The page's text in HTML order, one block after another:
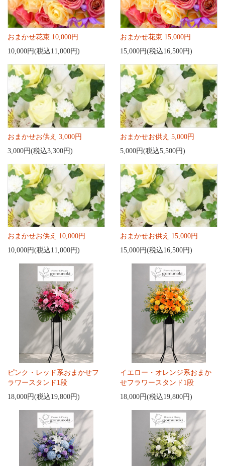
おまかせ花束 10,000円
10,000円(税込11,000円)
おまかせ花束 15,000円
15,000円(税込16,500円)
おまかせお供え 3,000円
3,000円(税込3,300円)
おまかせお供え 5,000円
5,000円(税込5,500円)
おまかせお供え 10,000円
10,000円(税込11,000円)
おまかせお供え 15,000円
15,000円(税込16,500円)
ピンク・レッド系おまかせフ
ラワースタンド1段
18,000円(税込19,800円)
イエロー・オレンジ系おまか
せフラワースタンド1段
18,000円(税込19,800円)